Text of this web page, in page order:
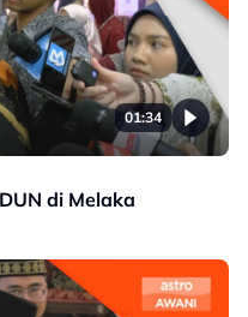
01:34
di Melaka